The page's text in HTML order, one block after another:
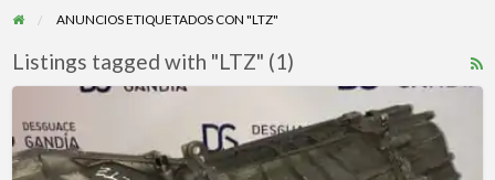
ANUNCIOS ETIQUETADOS CON "LTZ"
Listings tagged with "LTZ" (1)
Cambio
Automatico,